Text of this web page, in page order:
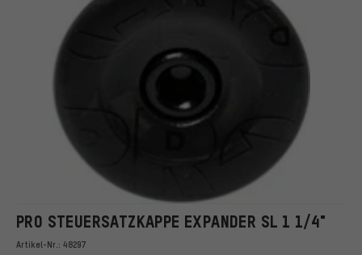
PRO STEUERSATZKAPPE EXPANDER SL 1 1/4"
Artikel-Nr.: 48297